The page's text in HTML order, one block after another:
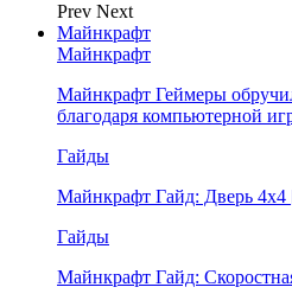
Prev Next
Майнкрафт
Майнкрафт
Майнкрафт Геймеры
благодаря компьютерной
Гайды
Майнкрафт Гайд: Дверь
Гайды
Майнкрафт Гайд: